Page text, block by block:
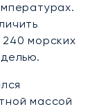
морских
массой